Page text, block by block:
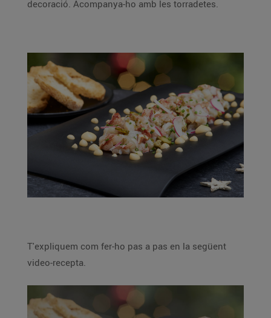
decoració. Acompanya-ho amb les torradetes.
T'expliquem com fer-ho pas a pas en la següent
video-recepta.